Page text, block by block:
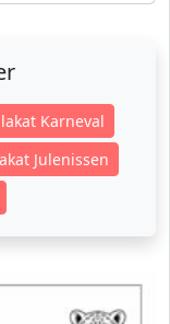
Karneval
Julenissen